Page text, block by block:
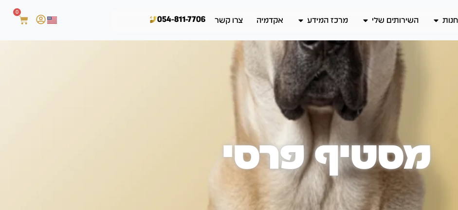
השירותים שלי מרכז המידע אקדמיה צרו קשר 054-811-7706
0
מסטיף פרסי